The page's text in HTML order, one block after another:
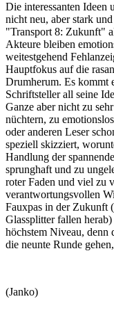
Die interessanten Ideen
nicht neu, aber stark
"Transport 8: Zukunft"
Akteure bleiben
weitestgehend
Hauptfokus auf die
Drumherum. Es kommt
Schriftsteller all seine
Ganze aber nicht zu
nüchtern, zu
oder anderen Leser
speziell skizziert,
Handlung der
sprunghaft und zu
roter Faden und viel zu
verantwortungsvollen
Fauxpas in der Zukunft
Glassplitter fallen
höchstem Niveau, denn
die neunte Runde
(Janko)